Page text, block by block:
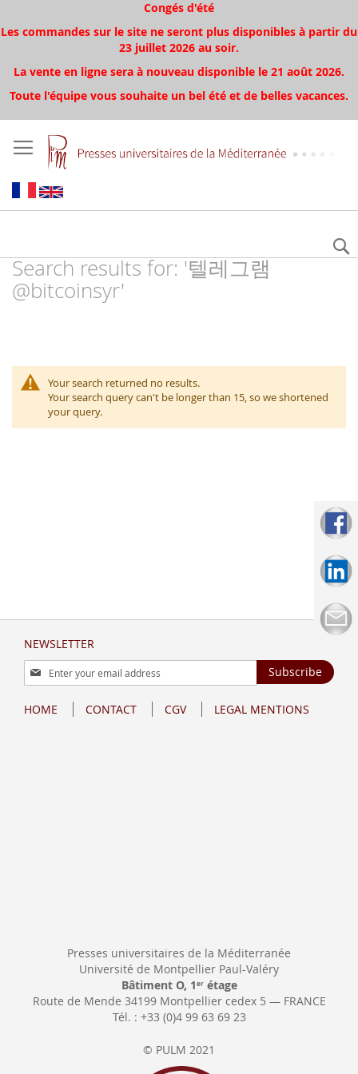
Congés d'été
Les commandes sur le site ne seront plus disponibles à partir du
23 juillet 2026 au soir.
La vente en ligne sera à nouveau disponible le 21 août 2026.
Toute l'équipe vous souhaite un bel été et de belles vacances.
Search results for: '텔레그램
@bitcoinsyr'
Your search returned no results.
Your search query can't be longer than 15, so we shortened
your query.
NEWSLETTER
Sign
Up
Our
Subscribe
HOME CONTACT CGV LEGAL MENTIONS
Presses universitaires de la Méditerranée
Université de Montpellier Paul-Valéry
Bâtiment O, 1 erétage
Route de Mende 34199 Montpellier cedex 5 — FRANCE
Tél. : +33 (0)4 99 63 69 23
© PULM 2021